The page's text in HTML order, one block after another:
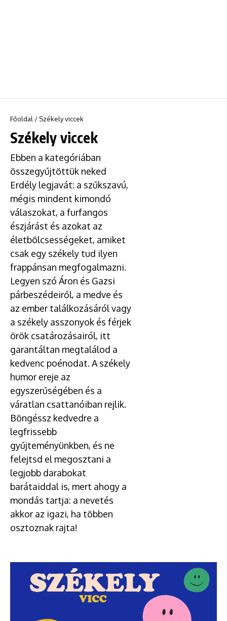
Főoldal / Székely viccek
Székely viccek
Ebben a kategóriában
összegyűjtöttük neked
Erdély legjavát: a szűkszavú,
mégis mindent kimondó
válaszokat, a furfangos
észjárást és azokat az
életbölcsességeket, amiket
csak egy székely tud ilyen
frappánsan megfogalmazni.
Legyen szó Áron és Gazsi
párbeszédeiről, a medve és
az ember találkozásáról vagy
a székely asszonyok és férjek
örök csatározásairól, itt
garantáltan megtalálod a
kedvenc poénodat. A székely
humor ereje az
egyszerűségében és a
váratlan csattanóiban rejlik.
Böngéssz kedvedre a
legfrissebb
gyűjteményünkben, és ne
felejtsd el megosztani a
legjobb darabokat
barátaiddal is, mert ahogy a
mondás tartja: a nevetés
akkor az igazi, ha többen
osztoznak rajta!